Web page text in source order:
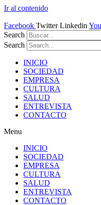
Ir al contenido
Facebook Twitter Linkedin
Search
Search
INICIO
SOCIEDAD
EMPRESA
CULTURA
SALUD
ENTREVISTA
CONTACTO
Menu
INICIO
SOCIEDAD
EMPRESA
CULTURA
SALUD
ENTREVISTA
CONTACTO